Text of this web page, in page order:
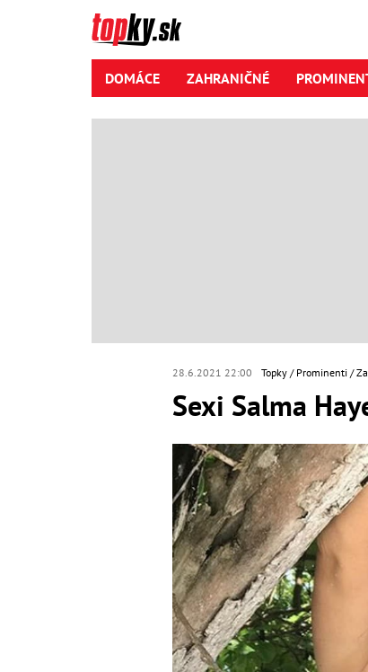
DOMÁCE ZAHRANIČNÉ
28.6.2021 22:00 Topky Prominenti
Sexi Salma